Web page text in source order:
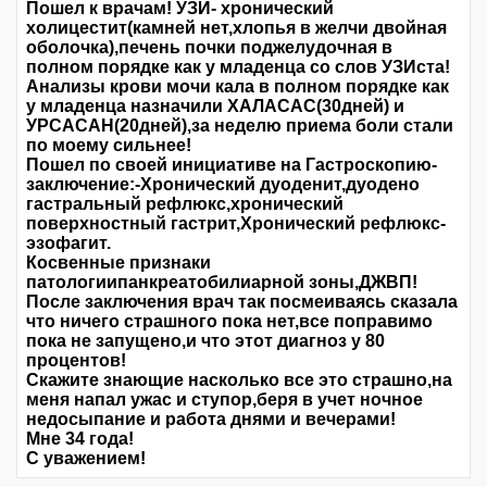
Пошел к врачам! УЗИ- хронический
холицестит(камней нет,хлопья в желчи двойная
оболочка),печень почки поджелудочная в
полном порядке как у младенца со слов УЗИста!
Анализы крови мочи кала в полном порядке как
у младенца назначили ХАЛАСАС(30дней) и
УРСАСАН(20дней),за неделю приема боли стали
по моему сильнее!
Пошел по своей инициативе на Гастроскопию-
заключение:-Хронический дуоденит,дуодено
гастральный рефлюкс,хронический
поверхностный гастрит,Хронический рефлюкс-
эзофагит.
Косвенные признаки
патологиипанкреатобилиарной зоны,ДЖВП!
После заключения врач так посмеиваясь сказала
что ничего страшного пока нет,все поправимо
пока не запущено,и что этот диагноз у 80
процентов!
Скажите знающие насколько все это страшно,на
меня напал ужас и ступор,беря в учет ночное
недосыпание и работа днями и вечерами!
Мне 34 года!
С уважением!